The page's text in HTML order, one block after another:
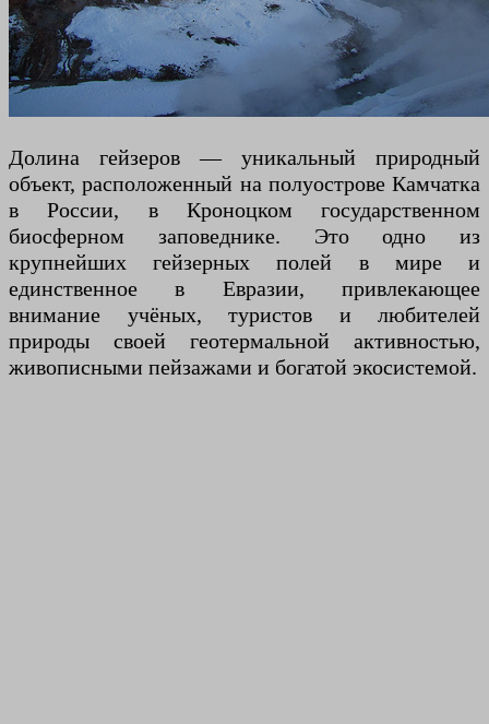
Долина гейзеров — уникальный природный
объект, расположенный на полуострове Камчатка
в России, в Кроноцком государственном
биосферном заповеднике. Это одно из
крупнейших гейзерных полей в мире и
единственное в Евразии, привлекающее
внимание учёных, туристов и любителей
природы своей геотермальной активностью,
живописными пейзажами и богатой экосистемой.